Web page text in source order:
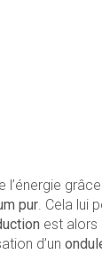
pur. Cela lui
est alors
d’un